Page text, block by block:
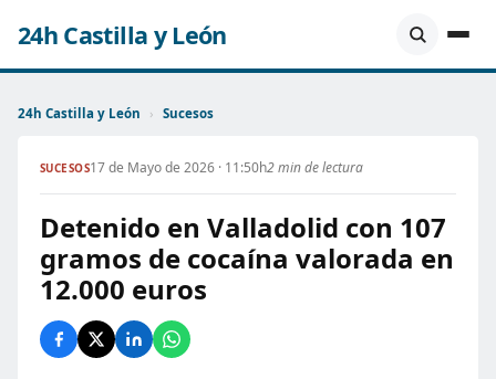
24h Castilla y León
24h Castilla y León › Sucesos
SUCESOS17 de Mayo de 2026 · 11:50h2 min de lectura
Detenido en Valladolid con 107
gramos de cocaína valorada en
12.000 euros